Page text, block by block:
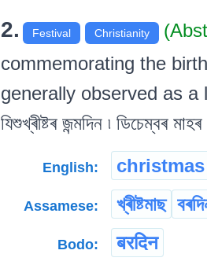
2. Festival Christianity
commemorating the
generally observed as
যিশুখ্ৰীষ্টৰ জন্মদিন ৷ ডিচেম্বৰ
English: christmas
Assamese: খ্ৰীষ্টমাছ
Bodo: बरदिन